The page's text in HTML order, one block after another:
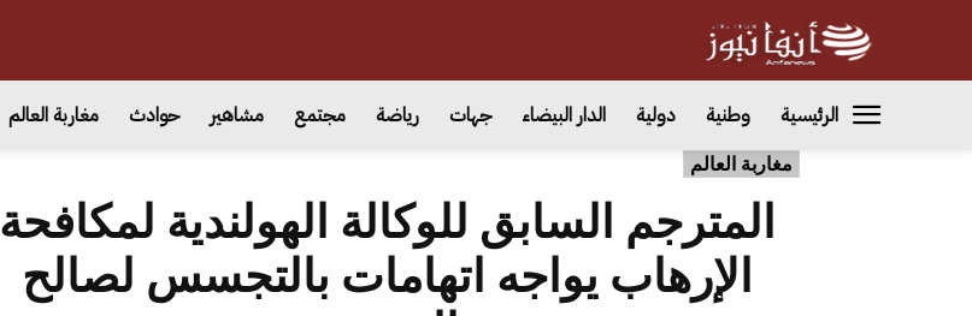
الرئيسية وطنية دولية الدار البيضاء جهات رياضة مجتمع مشاهير حوادث مغاربة العالم
مغاربة العالم
المترجم السابق للوكالة الهولندية لمكافحة
الإرهاب يواجه اتهامات بالتجسس لصالح